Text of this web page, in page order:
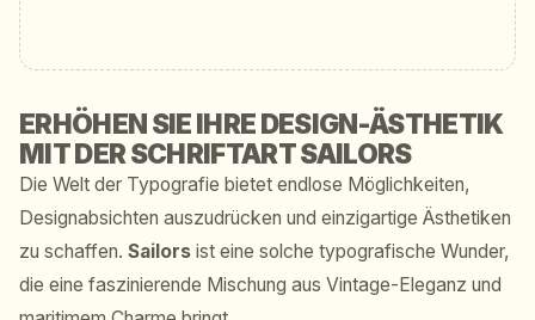
ERHÖHEN SIE IHRE DESIGN-ÄSTHETIK
MIT DER SCHRIFTART SAILORS
Die Welt der Typografie bietet endlose Möglichkeiten,
Designabsichten auszudrücken und einzigartige Ästhetiken
zu schaffen. Sailors ist eine solche typografische Wunder,
die eine faszinierende Mischung aus Vintage-Eleganz und